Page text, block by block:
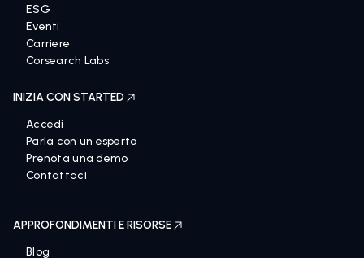
ESG
Eventi
Carriere
Corsearch Labs
INIZIA CON STARTED
Accedi
Parla con un esperto
Prenota una demo
Contattaci
APPROFONDIMENTI E RISORSE
Blog